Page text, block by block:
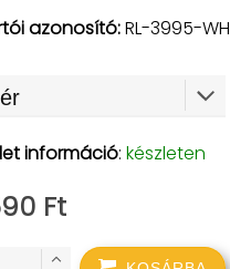
azonosító:RL-3995-WH
információ: készleten
Ft